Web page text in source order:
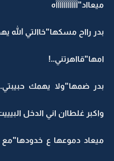
ميعااد"آآآآآآآآآآآه
بدر رااح مسكها"خاالتي الله
امها"قااهرتني..!
بدر ضمها"ولا يهمك
واكبر غلطاان اني الدخل
ميعاد دموعها ع خدودها"مع